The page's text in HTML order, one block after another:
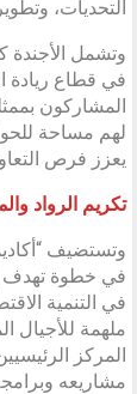
التحديات،
وتشمل الأجندة
في قطاع ريادة
المشاركون
لهم مساحة
يعزز فرص
تكريم الرواد
وتستضيف
في خطوة تهدف
في التنمية
ملهمة للأجيال
المركز
مشاريعه